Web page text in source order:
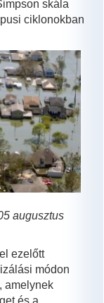
skála
ciklonokban
augusztus
ezelőtt
módon
amelynek